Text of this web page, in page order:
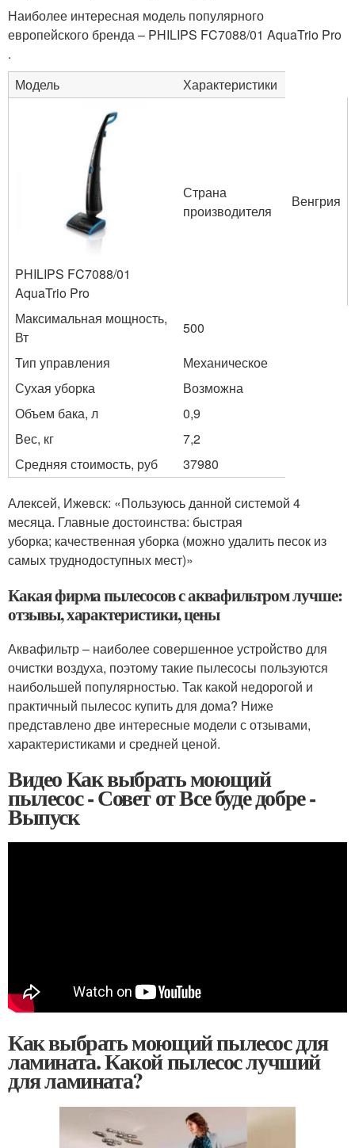
Наиболее интересная модель популярного
европейского бренда – PHILIPS FC7088/01 AquaTrio Pro
.
Модель
Характеристики
PHILIPS FC7088/01
AquaTrio Pro
Страна
производителя
Венгрия
Максимальная мощность,
Вт
500
Тип управления
Механическое
Сухая уборка
Возможна
Объем бака, л
0,9
Вес, кг
7,2
Средняя стоимость, руб
37980
Алексей, Ижевск: «Пользуюсь данной системой 4
месяца. Главные достоинства: быстрая
уборка; качественная уборка (можно удалить песок из
самых труднодоступных мест)»
Какая фирма пылесосов с аквафильтром лучше:
отзывы, характеристики, цены
Аквафильтр – наиболее совершенное устройство для
очистки воздуха, поэтому такие пылесосы пользуются
наибольшей популярностью. Так какой недорогой и
практичный пылесос купить для дома? Ниже
представлено две интересные модели с отзывами,
характеристиками и средней ценой.
Видео Как выбрать моющий
пылесос - Совет от Все буде добре -
Выпуск
Как выбрать моющий пылесос для
ламината. Какой пылесос лучший
для ламината?